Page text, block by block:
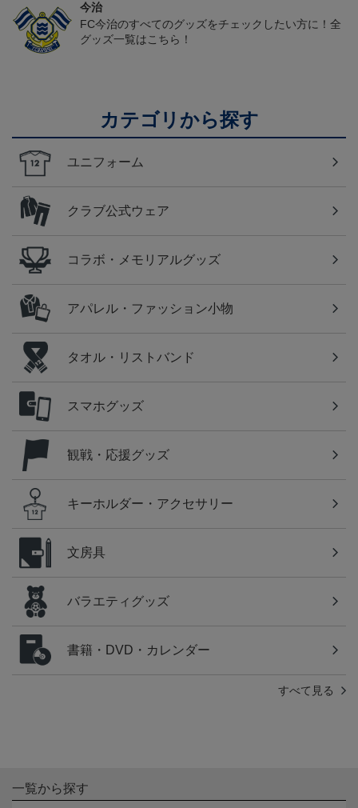
今治
FC今治のすべてのグッズをチェックしたい方に！全
グッズ一覧はこちら！
カテゴリから探す
ユニフォーム
クラブ公式ウェア
コラボ・メモリアルグッズ
アパレル・ファッション小物
タオル・リストバンド
スマホグッズ
観戦・応援グッズ
キーホルダー・アクセサリー
文房具
バラエティグッズ
書籍・DVD・カレンダー
すべて見る
一覧から探す